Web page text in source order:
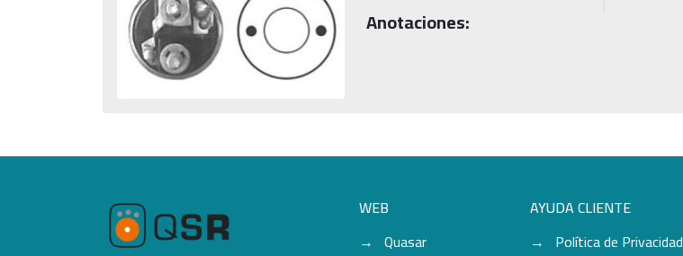
Anotaciones:
WEB
Quasar
AYUDA CLIENTE
Política de Privacidad